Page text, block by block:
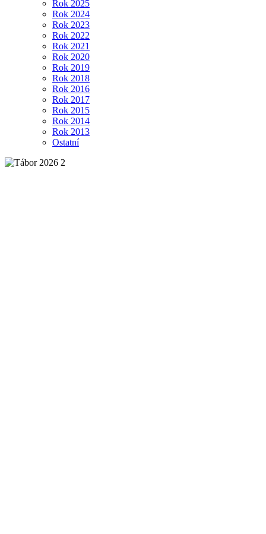
Rok 2025
Rok 2024
Rok 2023
Rok 2022
Rok 2021
Rok 2020
Rok 2019
Rok 2018
Rok 2016
Rok 2017
Rok 2015
Rok 2014
Rok 2013
Ostatní